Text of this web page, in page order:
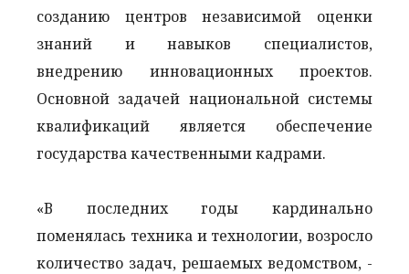
созданию центров независимой оценки
знаний и навыков специалистов,
внедрению инновационных проектов.
Основной задачей национальной системы
квалификаций является обеспечение
государства качественными кадрами.
«В последних годы кардинально
поменялась техника и технологии, возросло
количество задач, решаемых ведомством, -